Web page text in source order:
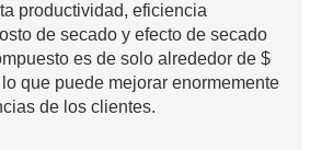
productividad, eficiencia
de secado y efecto de secado
es de solo alrededor de $
que puede mejorar enormemente
de los clientes.